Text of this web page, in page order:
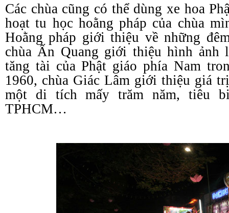
Các chùa cũng có thể dùng xe hoa
hoạt tu học hoằng pháp của chùa
Hoằng pháp giới thiệu về những
chùa Ấn Quang giới thiệu hình ảnh
tăng tài của Phật giáo phía Nam
1960, chùa Giác Lâm giới thiệu giá
một di tích mấy trăm năm, tiêu
TPHCM…